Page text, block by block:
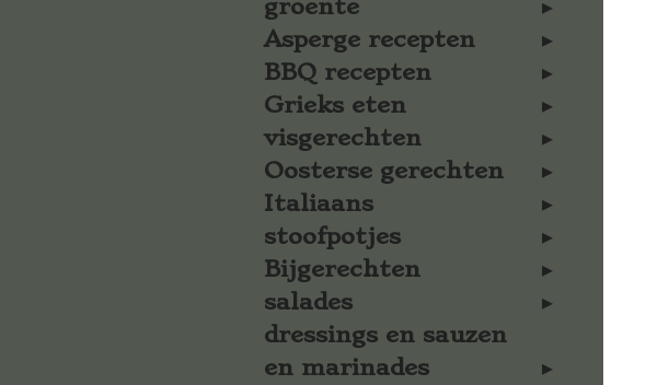
groente
Asperge recepten
BBQ recepten
Grieks eten
visgerechten
Oosterse gerechten
Italiaans
stoofpotjes
Bijgerechten
salades
dressings en sauzen
en marinades